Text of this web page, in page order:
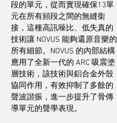
段的單元，從而實現確保13單
元在所有頻段之間的無縫銜
接，這種高訊噪比、低失真的
技術讓 NOVUS 能夠還原音樂的
所有細節。NOVUS 的內部結構
應用了全新一代的 ARC 吸震塗
層技術，該技術與鋁合金外殼
協同作用，有效抑制了多餘的
聲波諧振，進一步提升了骨傳
導單元的聲學表現。